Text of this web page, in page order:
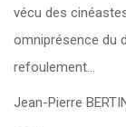
vécu des
omniprésence du
refoulement…
Jean-Pierre